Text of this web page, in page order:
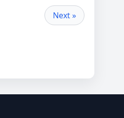
Next »